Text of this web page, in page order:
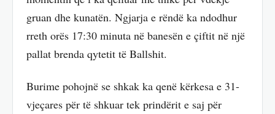
gruan dhe kunatën. Ngjarja e rëndë ka ndodhur
rreth orës 17:30 minuta në banesën e çiftit në një
pallat brenda qytetit të Ballshit.
Burime pohojnë se shkak ka qenë kërkesa e 31-
vjeçares për të shkuar tek prindërit e saj për